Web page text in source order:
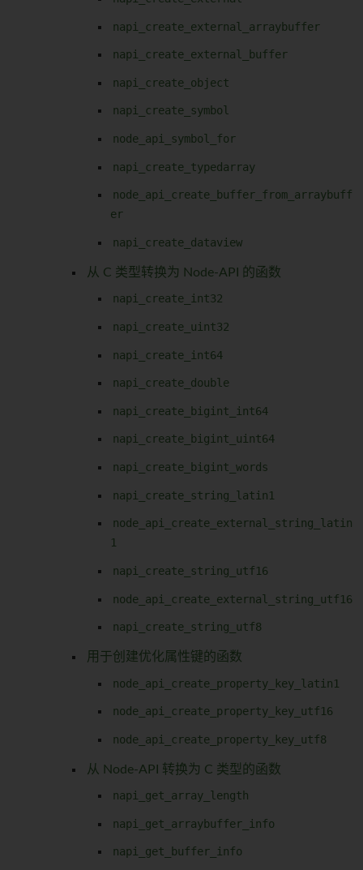
napi_create_external_arraybuffer
napi_create_external_buffer
napi_create_object
napi_create_symbol
node_api_symbol_for
napi_create_typedarray
node_api_create_buffer_from_arraybuff
er
napi_create_dataview
从 C 类型转换为 Node-API 的函数
napi_create_int32
napi_create_uint32
napi_create_int64
napi_create_double
napi_create_bigint_int64
napi_create_bigint_uint64
napi_create_bigint_words
napi_create_string_latin1
node_api_create_external_string_latin
1
napi_create_string_utf16
node_api_create_external_string_utf16
napi_create_string_utf8
用于创建优化属性键的函数
node_api_create_property_key_latin1
node_api_create_property_key_utf16
node_api_create_property_key_utf8
从 Node-API 转换为 C 类型的函数
napi_get_array_length
napi_get_arraybuffer_info
napi_get_buffer_info